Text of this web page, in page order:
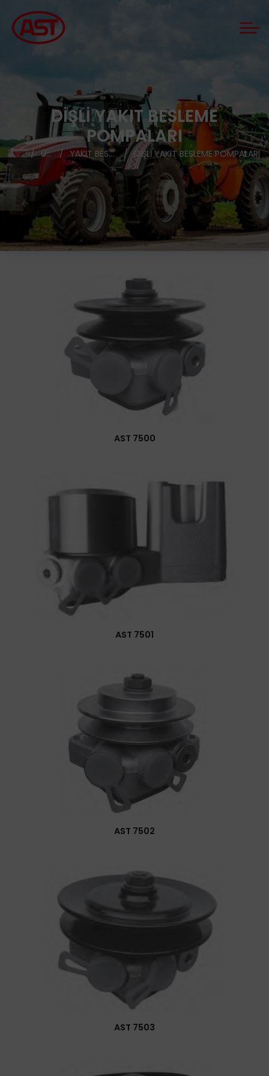
DIŞLI YAKIT BESLEME
POMPALARI
ANASAYFA ÜRÜNLER YAKIT BESLEME POMPALARI DIŞLI YAKIT BESLEME POMPALARI
AST 7500
AST 7501
AST 7502
AST 7503